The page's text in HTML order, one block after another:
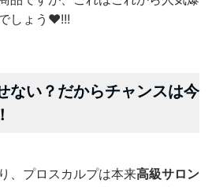
しょう♥!!!
ない？だからチャンスは今
、プロスカルプは本来高級サロン